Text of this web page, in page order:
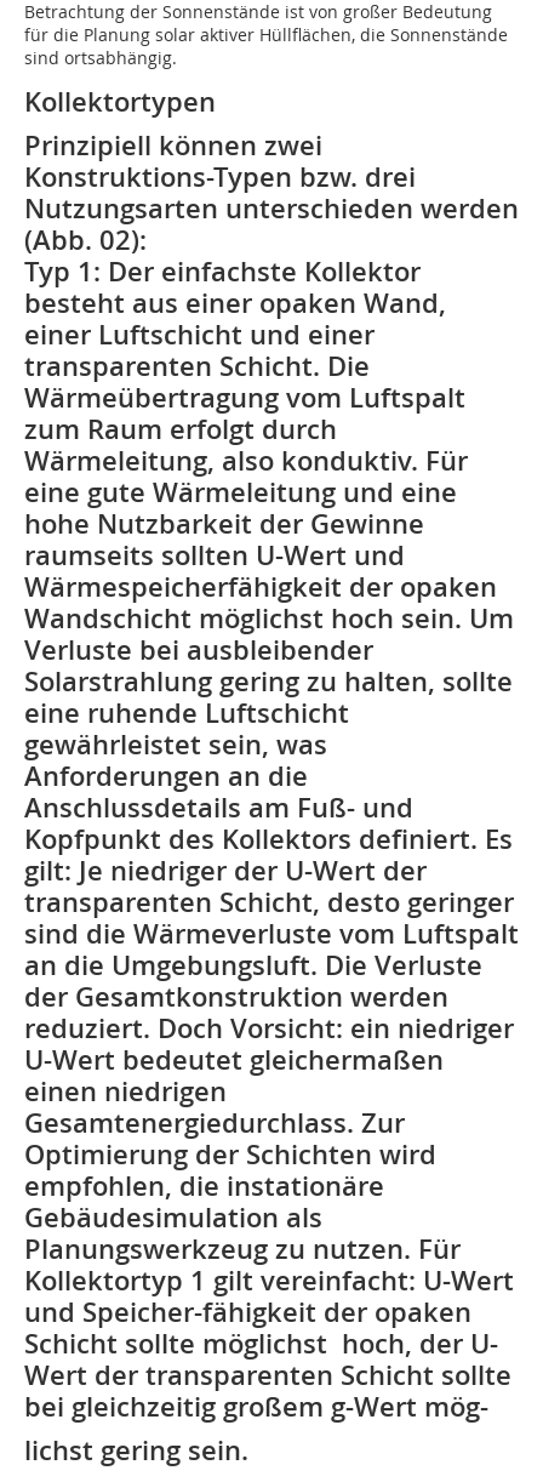
Betrachtung der Sonnenstände ist von großer Bedeutung
für die Planung solar aktiver Hüllflächen, die Sonnenstände
sind ortsabhängig.
Kollektortypen
Prinzipiell können zwei
Konstruktions-Typen bzw. drei
Nutzungsarten unterschieden werden
(Abb. 02):
Typ 1: Der einfachste Kollektor
besteht aus einer opaken Wand,
einer Luftschicht und einer
transparenten Schicht. Die
Wärmeübertragung vom Luftspalt
zum Raum erfolgt durch
Wärmeleitung, also konduktiv. Für
eine gute Wärmeleitung und eine
hohe Nutzbarkeit der Gewinne
raumseits sollten U-Wert und
Wärmespeicherfähigkeit der opaken
Wandschicht möglichst hoch sein. Um
Verluste bei ausbleibender
Solarstrahlung gering zu halten, sollte
eine ruhende Luftschicht
gewährleistet sein, was
Anforderungen an die
Anschlussdetails am Fuß- und
Kopfpunkt des Kollektors definiert. Es
gilt: Je niedriger der U-Wert der
transparenten Schicht, desto geringer
sind die Wärmeverluste vom Luftspalt
an die Um­gebungsluft. Die Verluste
der Gesamtkonstruktion werden
reduziert. Doch Vorsicht: ein niedriger
U-Wert bedeutet gleichermaßen
einen niedrigen
Gesamtenergiedurchlass. Zur
Optimierung der Schichten wird
empfohlen, die instationäre
Gebäudesimulation als
Planungswerkzeug zu nutzen. Für
Kollektortyp 1 gilt vereinfacht: U-Wert
und Speicher-fähigkeit der opaken
Schicht sollte möglichst hoch, der U-
Wert der transparenten Schicht sollte
bei gleichzeitig großem g-Wert mög-
lichst gering sein.